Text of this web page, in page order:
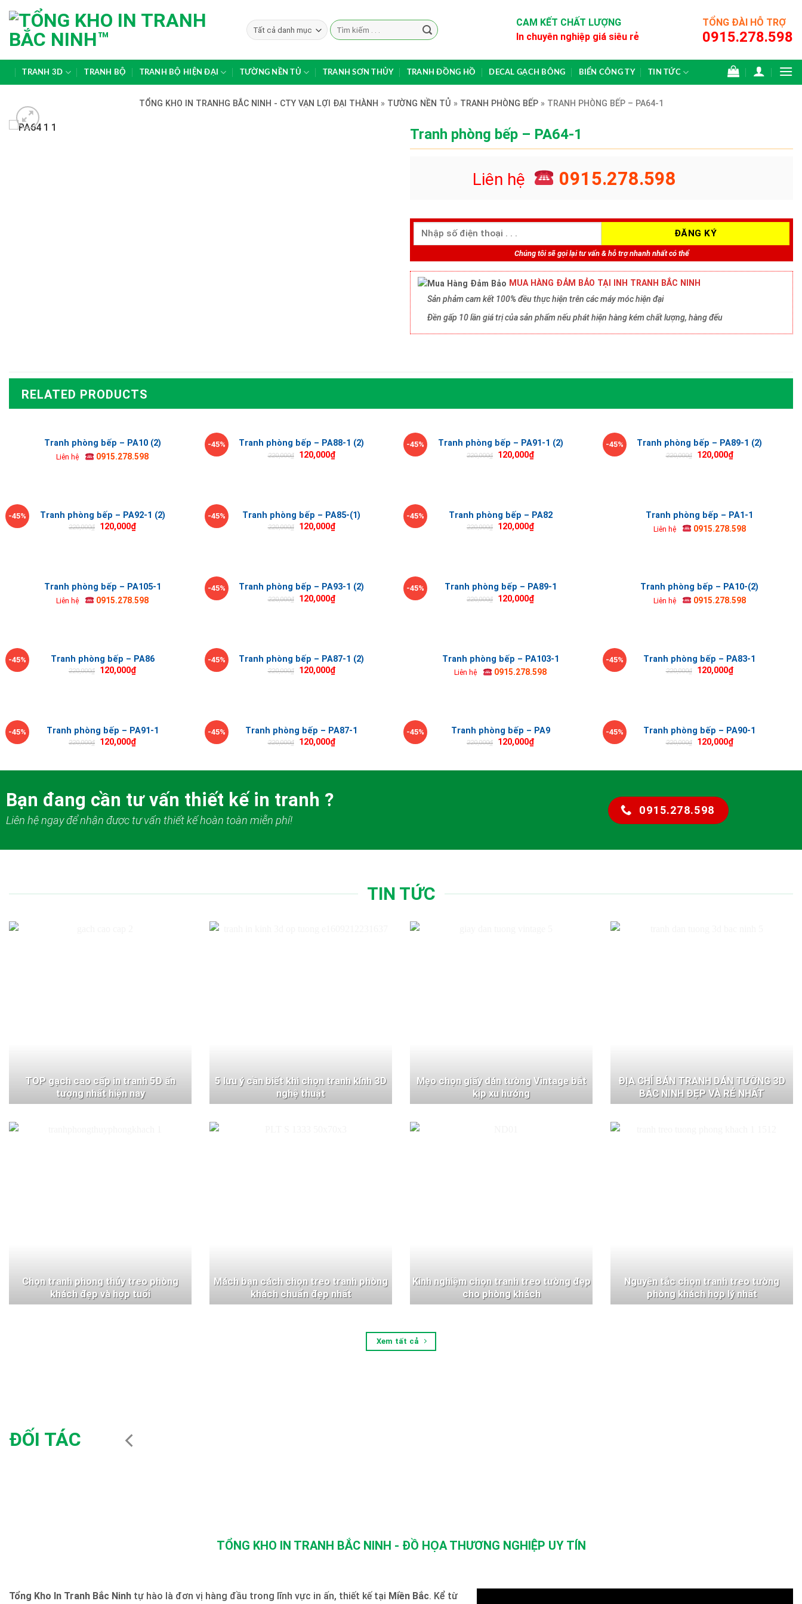
to
content
Search
for:
CAM KẾT CHẤT LƯỢNG
In chuyên nghiệp giá siêu rẻ
TỔNG ĐÀI HỖ TRỢ
0915.278.598
TRANH 3D TRANH BỘ TRANH BỘ HIỆN ĐẠI TƯỜNG NỀN TỦ TRANH SƠN THỦY TRANH ĐỒNG HỒ DECAL GẠCH BÔNG BIỂN CÔNG TY TIN TỨC
TỔNG KHO IN TRANHG BẮC NINH - CTY VẠN LỢI ĐẠI THÀNH » TƯỜNG NỀN TỦ » TRANH PHÒNG BẾP» TRANH PHÒNG BẾP – PA64-1
Tranh phòng bếp – PA64-1
Liên hệ 0915.278.598
Chúng tôi sẽ gọi lại tư vấn & hỗ trợ nhanh nhất có thể
MUA HÀNG ĐẢM BẢO TẠI INH TRANH BẮC NINH
Sản phảm cam kết 100% đều thực hiện trên các máy móc hiện đại
Đền gấp 10 lần giá trị của sản phẩm nếu phát hiện hàng kém chất lượng, hàng đểu
RELATED PRODUCTS
Tranh phòng bếp – PA10 (2)
Liên hệ 0915.278.598
-45% Tranh phòng bếp – PA88-1 (2)
220,000₫ 120,000₫
-45% Tranh phòng bếp – PA91-1 (2)
220,000₫ 120,000₫
-45% Tranh phòng bếp – PA89-1 (2)
220,000₫ 120,000₫
-45% Tranh phòng bếp – PA92-1 (2)
220,000₫ 120,000₫
-45% Tranh phòng bếp – PA85-(1)
220,000₫ 120,000₫
-45% Tranh phòng bếp – PA82
220,000₫ 120,000₫
Tranh phòng bếp – PA1-1
Liên hệ 0915.278.598
Tranh phòng bếp – PA105-1
Liên hệ 0915.278.598
-45% Tranh phòng bếp – PA93-1 (2)
220,000₫ 120,000₫
-45% Tranh phòng bếp – PA89-1
220,000₫ 120,000₫
Tranh phòng bếp – PA10-(2)
Liên hệ 0915.278.598
-45% Tranh phòng bếp – PA86
220,000₫ 120,000₫
-45% Tranh phòng bếp – PA87-1 (2)
220,000₫ 120,000₫
Tranh phòng bếp – PA103-1
Liên hệ 0915.278.598
-45% Tranh phòng bếp – PA83-1
220,000₫ 120,000₫
-45% Tranh phòng bếp – PA91-1
220,000₫ 120,000₫
-45% Tranh phòng bếp – PA87-1
220,000₫ 120,000₫
-45% Tranh phòng bếp – PA9
220,000₫ 120,000₫
-45% Tranh phòng bếp – PA90-1
220,000₫ 120,000₫
Bạn đang cần tư vấn thiết kế in tranh ?
Liên hệ ngay để nhận được tư vấn thiết kế hoàn toàn miễn phí!
0915.278.598
TIN TỨC
TOP gạch cao cấp in tranh 5D ấn
tượng nhất hiện nay
5 lưu ý cần biết khi chọn tranh kính 3D
nghệ thuật
Mẹo chọn giấy dán tường Vintage bắt
kịp xu hướng
ĐỊA CHỈ BÁN TRANH DÁN TƯỜNG 3D
BẮC NINH ĐẸP VÀ RẺ NHẤT
Chọn tranh phong thủy treo phòng
khách đẹp và hợp tuổi
Mách bạn cách chọn treo tranh phòng
khách chuẩn đẹp nhất
Kinh nghiệm chọn tranh treo tường đẹp
cho phòng khách
Nguyên tắc chọn tranh treo tường
phòng khách hợp lý nhất
Xem tất cả
ĐỐI TÁC
TỔNG KHO IN TRANH BẮC NINH - ĐỒ HỌA THƯƠNG NGHIỆP UY TÍN
Tổng Kho In Tranh Bắc Ninh tự hào là đơn vị hàng đầu trong lĩnh vực in ấn, thiết kế tại Miền Bắc. Kể từ